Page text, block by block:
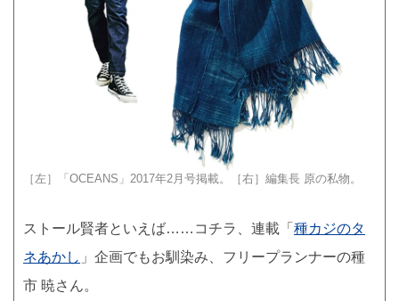
［左］「OCEANS」2017年2月号掲載。［右］編集長 原の私物。
ストール賢者といえば……コチラ、連載「 種カジのタ
ネあかし 」企画でもお馴染み、フリープランナーの種
市 暁さん。